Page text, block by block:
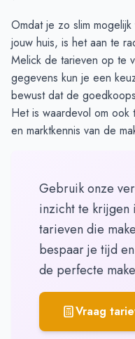
Omdat je zo slim
jouw huis, is het aan te
Melick de tarieven op te
gegevens kun je een
bewust dat de
Het is waardevol om ook
en marktkennis van de
Gebruik onze
inzicht te krijgen
tarieven die
bespaar je tijd
de perfecte
Vraag